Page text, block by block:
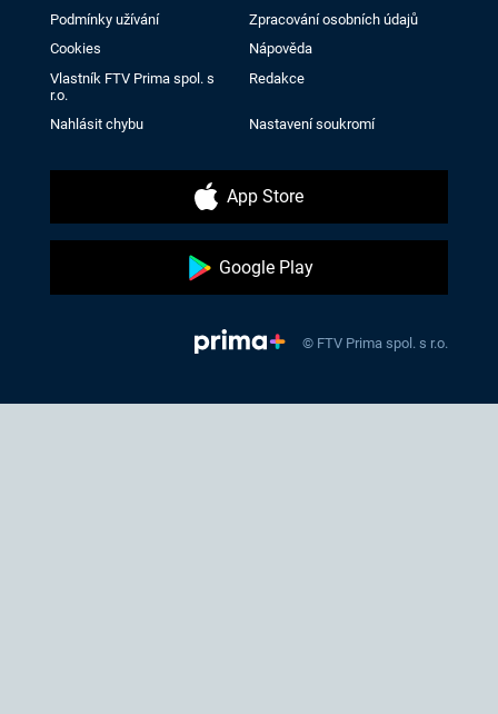
Podmínky užívání
Zpracování osobních údajů
Cookies
Nápověda
Vlastník FTV Prima spol. s
r.o.
Redakce
Nahlásit chybu Nastavení soukromí
App Store
Google Play
© FTV Prima spol. s r.o.